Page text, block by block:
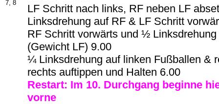
7, 8
LF Schritt nach links, RF neben LF
Linksdrehung auf RF & LF Schritt
RF Schritt vorwärts und ½
(Gewicht LF) 9.00
¼ Linksdrehung auf linken Fußballen &
rechts auftippen und Halten 6.00
Restart: Im 10. Durchgang beginne
vorne